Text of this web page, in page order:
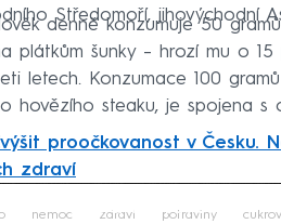
Středomoří, jihovýchodní
denně konzumuje 50
plátkům šunky – hrozí mu o 15
letech. Konzumace 100
hovězího steaku, je spojena s
proočkovanost v Česku.
zdraví
Failed to fetch
nemoc zdraví potraviny